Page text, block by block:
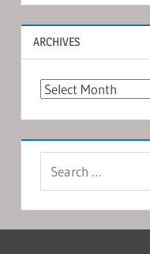
ARCHIVES
Archives